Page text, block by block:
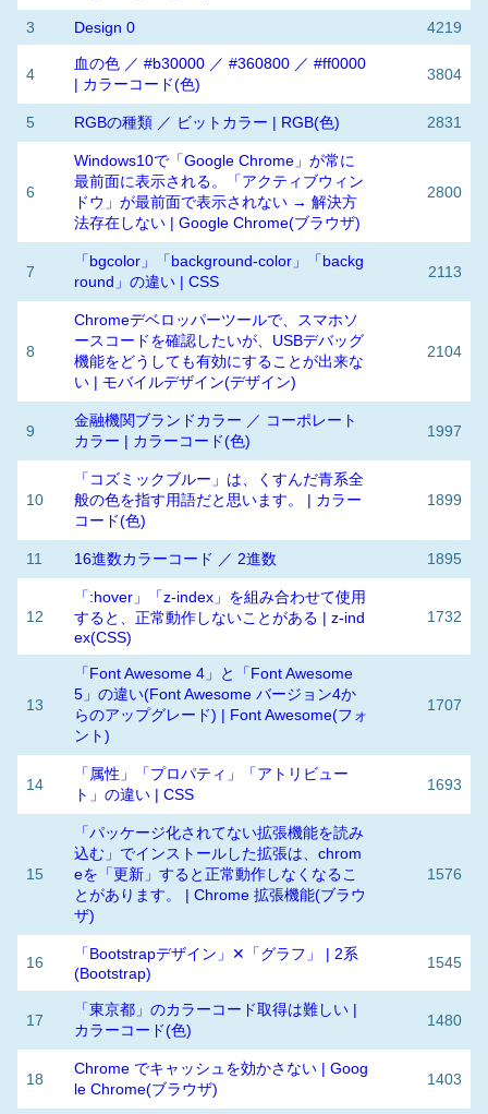
3 Design 0 4219
4
血の色 ／ #b30000 ／ #360800 ／ #ff0000
| カラーコード(色)
3804
5 RGBの種類 ／ ビットカラー | RGB(色) 2831
6
Windows10で「Google Chrome」が常に
最前面に表示される。「アクティブウィン
ドウ」が最前面で表示されない → 解決方
法存在しない | Google Chrome(ブラウザ)
2800
7
「bgcolor」「background-color」「backg
round」の違い | CSS
2113
8
Chromeデベロッパーツールで、スマホソ
ースコードを確認したいが、USBデバッグ
機能をどうしても有効にすることが出来な
い | モバイルデザイン(デザイン)
2104
9
金融機関ブランドカラー ／ コーポレート
カラー | カラーコード(色)
1997
10
「コズミックブルー」は、くすんだ青系全
般の色を指す用語だと思います。 | カラー
コード(色)
1899
11 16進数カラーコード ／ 2進数 1895
12
「:hover」「z-index」を組み合わせて使用
すると、正常動作しないことがある | z-ind
ex(CSS)
1732
13
「Font Awesome 4」と「Font Awesome
5」の違い(Font Awesome バージョン4か
らのアップグレード) | Font Awesome(フォ
ント)
1707
14
「属性」「プロパティ」「アトリビュー
ト」の違い | CSS
1693
15
「パッケージ化されてない拡張機能を読み
込む」でインストールした拡張は、chrom
eを「更新」すると正常動作しなくなるこ
とがあります。 | Chrome 拡張機能(ブラウ
ザ)
1576
16
「Bootstrapデザイン」✕「グラフ」 | 2系
(Bootstrap)
1545
17
「東京都」のカラーコード取得は難しい |
カラーコード(色)
1480
18
Chrome でキャッシュを効かさない | Goog
le Chrome(ブラウザ)
1403